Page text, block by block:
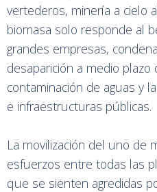
vertederos, minería a cielo
biomasa solo responde al
grandes empresas,
desaparición a medio
contaminación de aguas y
e infraestructuras públicas.
La movilización del uno de
esfuerzos entre todas las
que se sienten agredidas